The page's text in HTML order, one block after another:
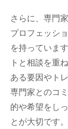
さらに、専門
プロフェッシ
を持っていま
トと相談を重
ある要因やト
専門家とのコ
的や希望をし
とが大切です。